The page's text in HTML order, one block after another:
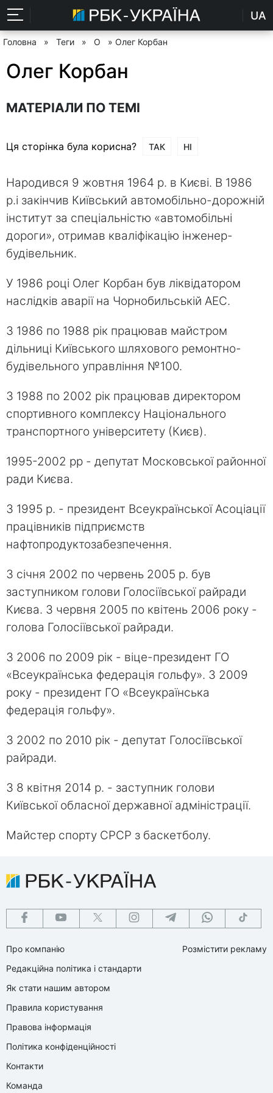
UA
Головна » Теги » О » Олег Корбан
Олег Корбан
МАТЕРІАЛИ ПО ТЕМІ
Ця сторінка була корисна? ТАК НІ
Народився 9 жовтня 1964 р. в Києві. В 1986
р.і закінчив Київський автомобільно-дорожній
інститут за спеціальністю «автомобільні
дороги», отримав кваліфікацію інженер-
будівельник.
У 1986 році Олег Корбан був ліквідатором
наслідків аварії на Чорнобильській АЕС.
З 1986 по 1988 рік працював майстром
дільниці Київського шляхового ремонтно-
будівельного управління №100.
З 1988 по 2002 рік працював директором
спортивного комплексу Національного
транспортного університету (Києв).
1995-2002 рр - депутат Московської районної
ради Києва.
З 1995 р. - президент Всеукраїнської Асоціації
працівників підприємств
нафтопродуктозабезпечення.
З січня 2002 по червень 2005 р. був
заступником голови Голосіївської райради
Києва. З червня 2005 по квітень 2006 року -
голова Голосіївської райради.
З 2006 по 2009 рік - віце-президент ГО
«Всеукраїнська федерація гольфу». З 2009
року - президент ГО «Всеукраїнська
федерація гольфу».
З 2002 по 2010 рік - депутат Голосіївської
райради.
З 8 квітня 2014 р. - заступник голови
Київської обласної державної адміністрації.
Майстер спорту СРСР з баскетболу.
Про компанію
Редакційна політика і стандарти
Як стати нашим автором
Правила користування
Правова інформація
Політика конфіденційності
Контакти
Команда
Розмістити рекламу